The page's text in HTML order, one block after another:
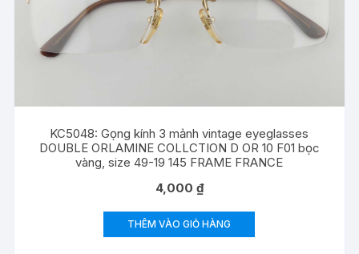
KC5048: Gọng kính 3 mảnh vintage eyeglasses
DOUBLE ORLAMINE COLLCTION D OR 10 F01 bọc
vàng, size 49-19 145 FRAME FRANCE
4,000 ₫
THÊM VÀO GIỎ HÀNG